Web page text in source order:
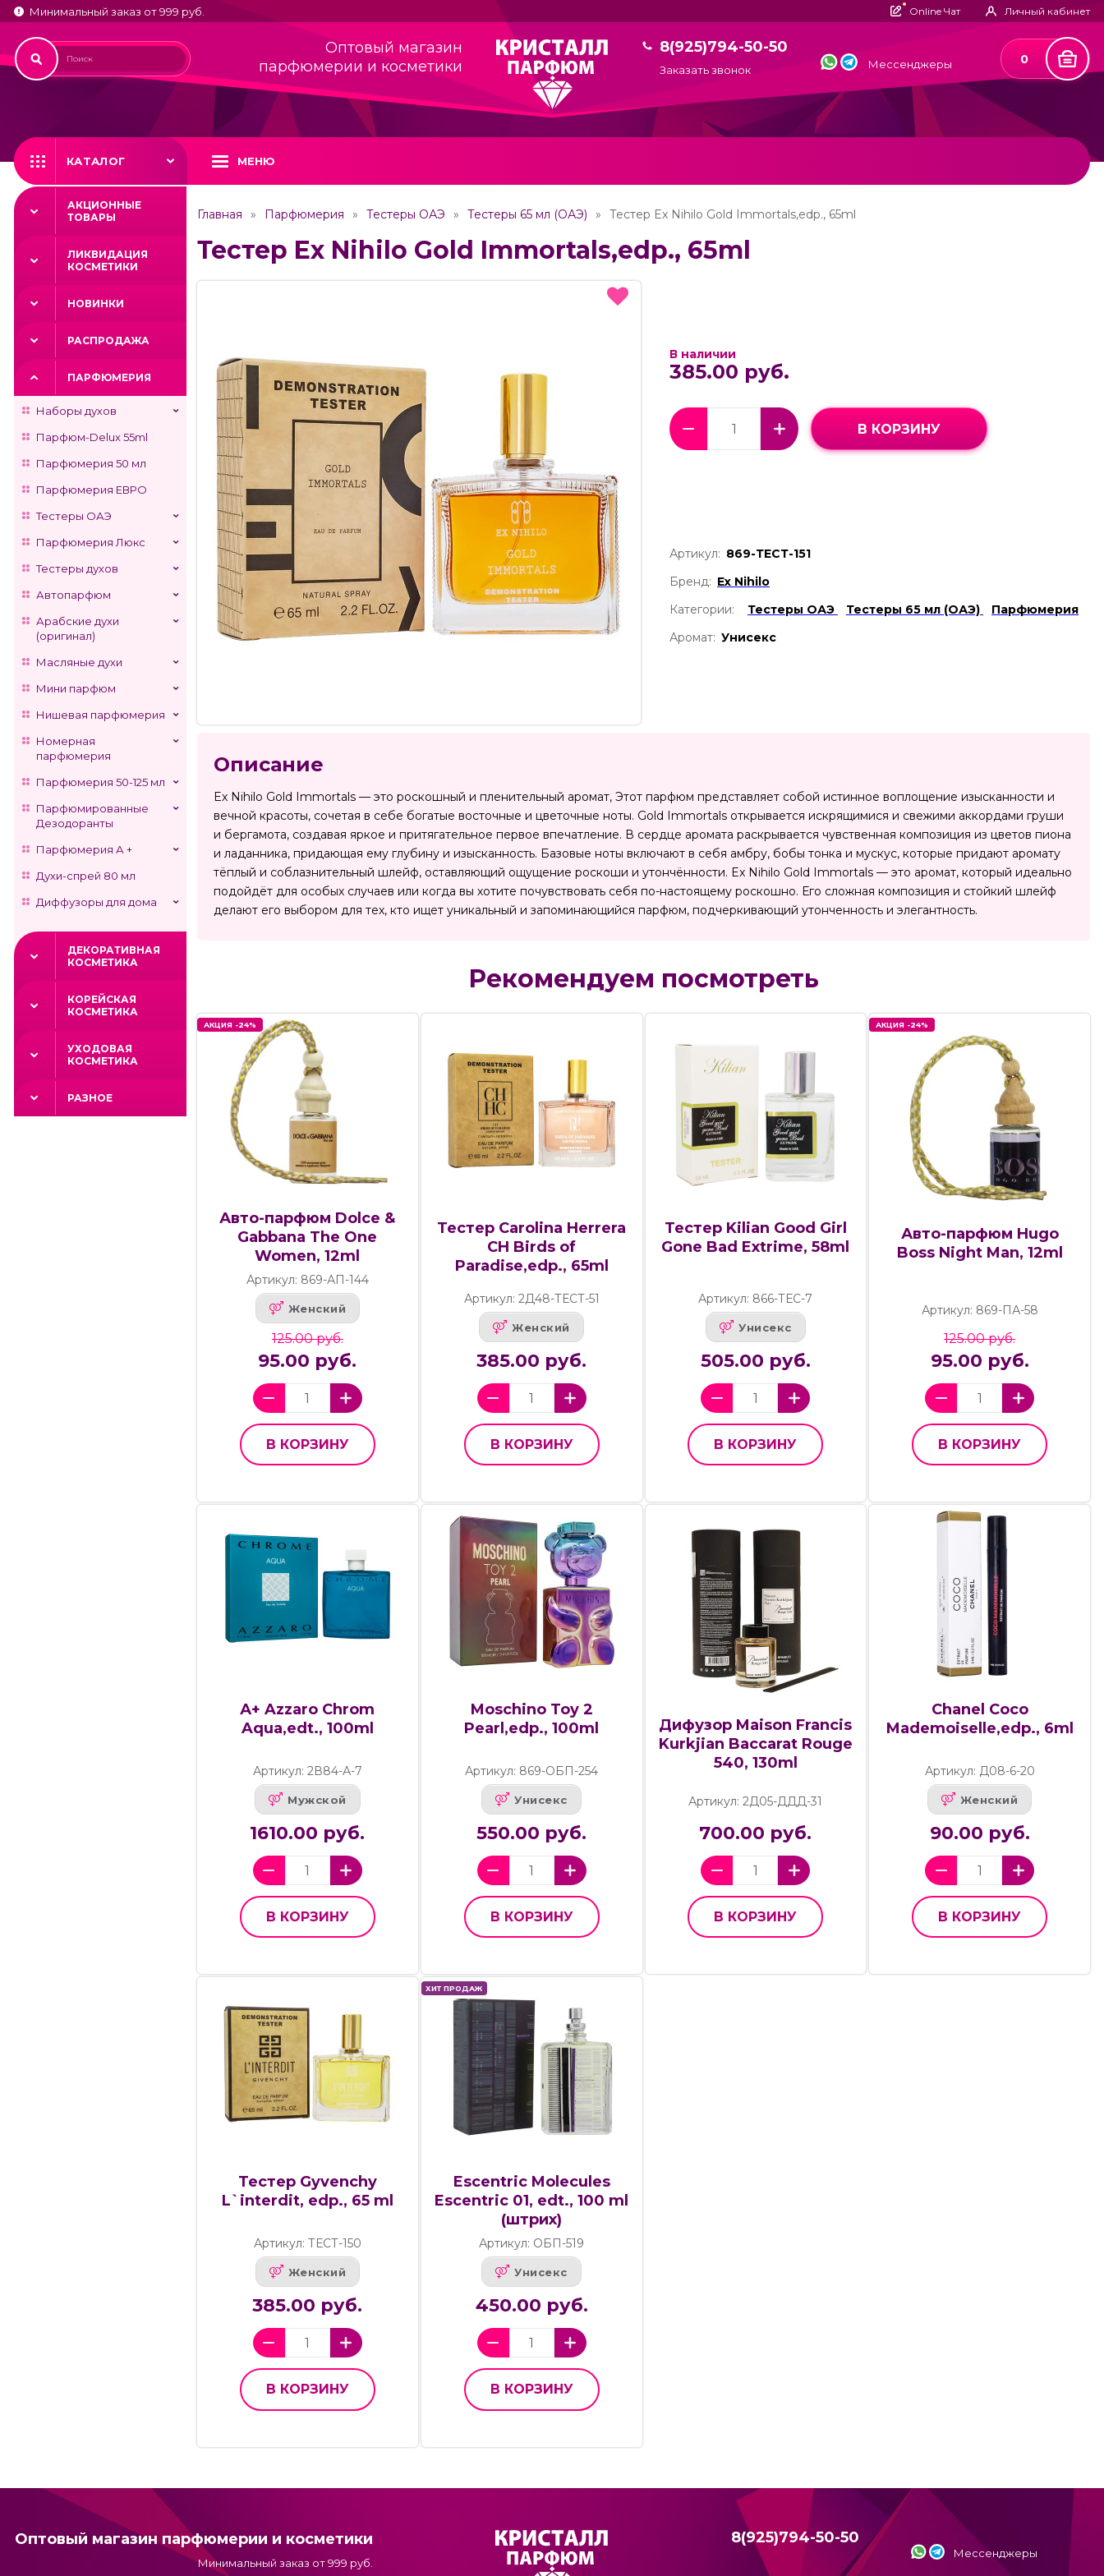
Минимальный заказ от 999 руб. Online Чат Личный кабинет
Оптовый магазин
парфюмерии и косметики
8(925)794-50-50
Заказать звонок Мессенджеры 0
КАТАЛОГ МЕНЮ
АКЦИОННЫЕ
ТОВАРЫ
ЛИКВИДАЦИЯ
КОСМЕТИКИ
НОВИНКИ
РАСПРОДАЖА
ПАРФЮМЕРИЯ
Наборы духов
Парфюм-Delux 55ml
Парфюмерия 50 мл
Парфюмерия ЕВРО
Тестеры ОАЭ
Парфюмерия Люкс
Тестеры духов
Автопарфюм
Арабские духи
(оригинал)
Масляные духи
Мини парфюм
Нишевая парфюмерия
Номерная
парфюмерия
Парфюмерия 50-125 мл
Парфюмированные
Дезодоранты
Парфюмерия А +
Духи-спрей 80 мл
Диффузоры для дома
ДЕКОРАТИВНАЯ
КОСМЕТИКА
КОРЕЙСКАЯ
КОСМЕТИКА
УХОДОВАЯ
КОСМЕТИКА
РАЗНОЕ
Главная Парфюмерия Тестеры ОАЭ Тестеры 65 мл (ОАЭ) Тестер Ex Nihilo Gold Immortals,edp., 65ml
Тестер Ex Nihilo Gold Immortals,edp., 65ml
В наличии
385.00 руб.
В КОРЗИНУ
Артикул: 869-ТЕСТ-151
Бренд: Ex Nihilo
Категории:
Тестеры ОАЭ Тестеры 65 мл (ОАЭ)
Парфюмерия
Аромат: Унисекс
Описание
Ex Nihilo Gold Immortals — это роскошный и пленительный аромат, Этот парфюм представляет собой истинное воплощение изысканности и
вечной красоты, сочетая в себе богатые восточные и цветочные ноты. Gold Immortals открывается искрящимися и свежими аккордами груши
и бергамота, создавая яркое и притягательное первое впечатление. В сердце аромата раскрывается чувственная композиция из цветов пиона
и ладанника, придающая ему глубину и изысканность. Базовые ноты включают в себя амбру, бобы тонка и мускус, которые придают аромату
тёплый и соблазнительный шлейф, оставляющий ощущение роскоши и утончённости. Ex Nihilo Gold Immortals — это аромат, который идеально
подойдёт для особых случаев или когда вы хотите почувствовать себя по-настоящему роскошно. Его сложная композиция и стойкий шлейф
делают его выбором для тех, кто ищет уникальный и запоминающийся парфюм, подчеркивающий утонченность и элегантность.
Рекомендуем посмотреть
АКЦИЯ -24%
Авто-парфюм Dolce &
Gabbana The One
Women, 12ml
Артикул: 869-АП-144
Женский
125.00 руб.
95.00 руб.
В КОРЗИНУ
Тестер Carolina Herrera
CH Birds of
Paradise,edp., 65ml
Артикул: 2Д48-ТЕСТ-51
Женский
385.00 руб.
В КОРЗИНУ
Тестер Kilian Good Girl
Gone Bad Extrime, 58ml
Артикул: 866-ТЕС-7
Унисекс
505.00 руб.
В КОРЗИНУ
АКЦИЯ -24%
Авто-парфюм Hugo
Boss Night Man, 12ml
Артикул: 869-ПА-58
125.00 руб.
95.00 руб.
В КОРЗИНУ
А+ Azzaro Chrom
Aqua,edt., 100ml
Артикул: 2В84-А-7
Мужской
1610.00 руб.
В КОРЗИНУ
Moschino Toy 2
Pearl,edp., 100ml
Артикул: 869-ОБП-254
Унисекс
550.00 руб.
В КОРЗИНУ
Дифузор Maison Francis
Kurkjian Baccarat Rouge
540, 130ml
Артикул: 2Д05-ДДД-31
700.00 руб.
В КОРЗИНУ
Chanel Coco
Mademoiselle,edp., 6ml
Артикул: Д08-6-20
Женский
90.00 руб.
В КОРЗИНУ
Тестер Gyvenchy
L`interdit, edp., 65 ml
Артикул: ТЕСТ-150
Женский
385.00 руб.
В КОРЗИНУ
ХИТ ПРОДАЖ
Escentric Molecules
Escentric 01, edt., 100 ml
(штрих)
Артикул: ОБП-519
Унисекс
450.00 руб.
В КОРЗИНУ
Оптовый магазин парфюмерии и косметики
Минимальный заказ от 999 руб.
8(925)794-50-50
Мессенджеры